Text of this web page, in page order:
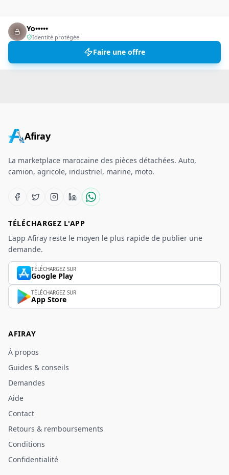
Yo•••••
Identité protégée
Faire une offre
Afiray
La marketplace marocaine des pièces détachées. Auto,
camion, agricole, industriel, marine, moto.
TÉLÉCHARGEZ L'APP
L'app Afiray reste le moyen le plus rapide de publier une
demande.
TÉLÉCHARGEZ SUR
Google Play
TÉLÉCHARGEZ SUR
App Store
AFIRAY
À propos
Guides & conseils
Demandes
Aide
Contact
Retours & remboursements
Conditions
Confidentialité